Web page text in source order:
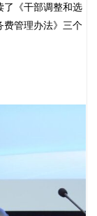
了《干部调整和选
费管理办法》三个